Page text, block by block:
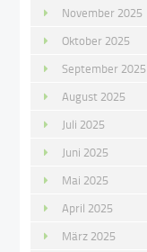
November 2025
Oktober 2025
September 2025
August 2025
Juli 2025
Juni 2025
Mai 2025
April 2025
März 2025